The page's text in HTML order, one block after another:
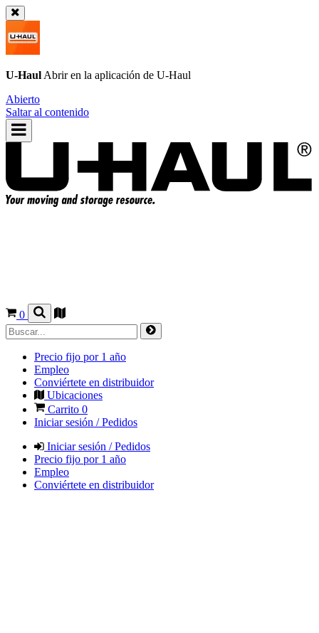
U-Haul Abrir en la aplicación de U-Haul
Abierto
Saltar al contenido
0
Precio fijo por 1 año
Empleo
Conviértete en distribuidor
Ubicaciones
Carrito 0
Iniciar sesión / Pedidos
Iniciar sesión / Pedidos
Precio fijo por 1 año
Empleo
Conviértete en distribuidor